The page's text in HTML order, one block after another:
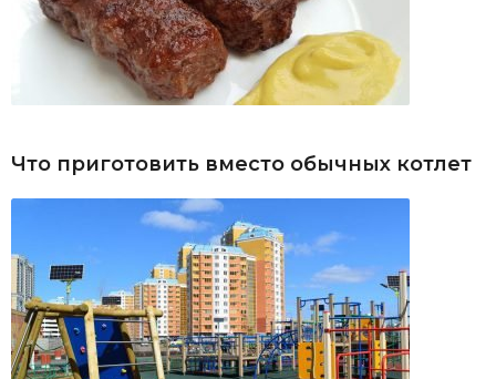
Что приготовить вместо обычных котлет